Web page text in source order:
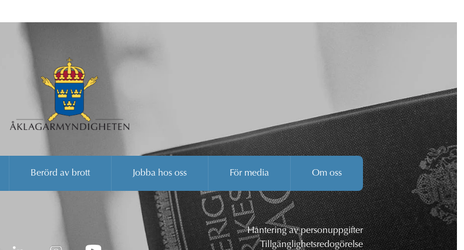
Berörd av brott Jobba hos oss För media Om oss
Hantering av personuppgifter
Tillgänglighetsredogörelse